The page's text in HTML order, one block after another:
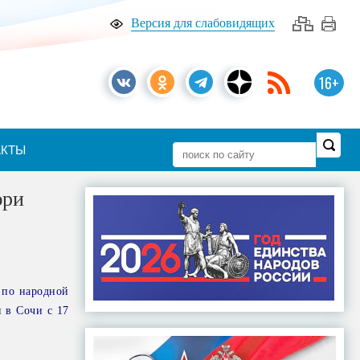
Версия для слабовидящих
16+
народной
в Сочи с 17